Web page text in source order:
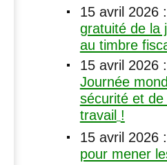
15 avril 2026:
gratuité de la
au timbre
15 avril 2026:
Journée
sécurité et
travail !
15 avril 2026:
pour mener